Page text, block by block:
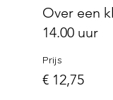
Over een
14.00 uur
Prijs
€ 12,75